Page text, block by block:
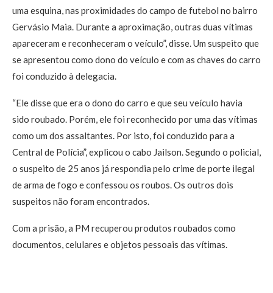
uma esquina, nas proximidades do campo de futebol no bairro
Gervásio Maia. Durante a aproximação, outras duas vítimas
apareceram e reconheceram o veículo”, disse. Um suspeito que
se apresentou como dono do veículo e com as chaves do carro
foi conduzido à delegacia.
“Ele disse que era o dono do carro e que seu veículo havia
sido roubado. Porém, ele foi reconhecido por uma das vítimas
como um dos assaltantes. Por isto, foi conduzido para a
Central de Polícia”, explicou o cabo Jailson. Segundo o policial,
o suspeito de 25 anos já respondia pelo crime de porte ilegal
de arma de fogo e confessou os roubos. Os outros dois
suspeitos não foram encontrados.
Com a prisão, a PM recuperou produtos roubados como
documentos, celulares e objetos pessoais das vítimas.